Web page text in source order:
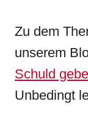
Zu dem
unserem
Schuld
Unbedingt